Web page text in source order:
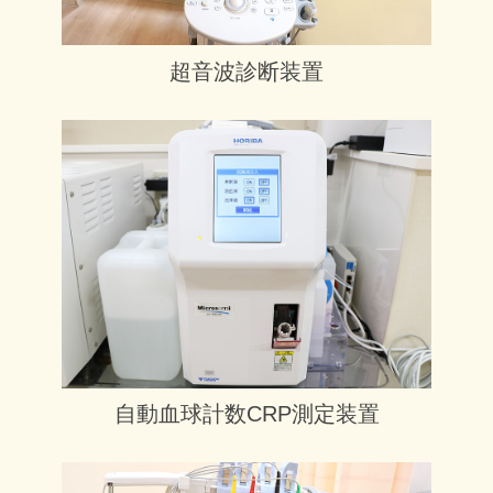
超音波診断装置
自動血球計数CRP測定装置